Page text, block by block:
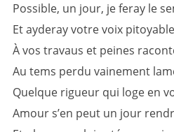
Possible, un jour, je feray le
Et ayderay votre voix pitoyable
À vos travaus et peines
Au tems perdu vainement
Quelque rigueur qui loge en
Amour s’en peut un jour